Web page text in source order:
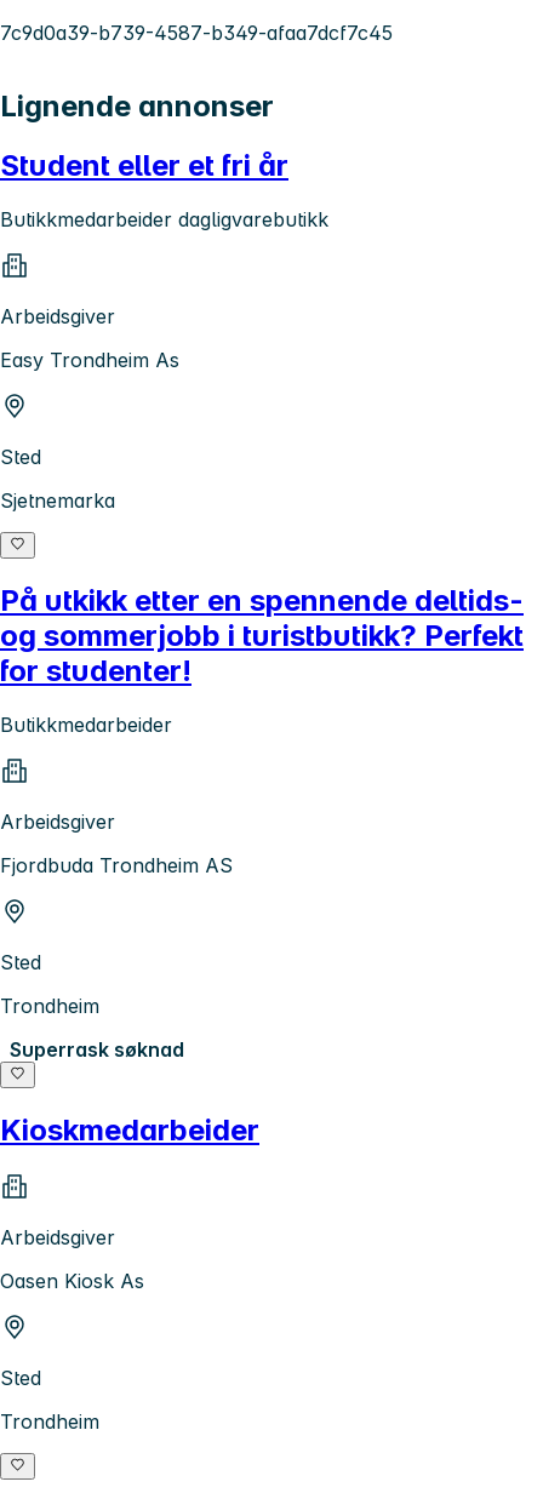
7c9d0a39-b739-4587-b349-afaa7dcf7c45
Lignende annonser
Student eller et fri år
Butikkmedarbeider dagligvarebutikk
Arbeidsgiver
Easy Trondheim As
Sted
Sjetnemarka
På utkikk etter en spennende deltids-
og sommerjobb i turistbutikk? Perfekt
for studenter!
Butikkmedarbeider
Arbeidsgiver
Fjordbuda Trondheim AS
Sted
Trondheim
Superrask søknad
Kioskmedarbeider
Arbeidsgiver
Oasen Kiosk As
Sted
Trondheim